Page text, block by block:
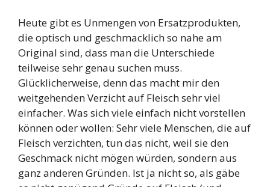
Heute gibt es Unmengen von Ersatzprodukten,
die optisch und geschmacklich so nahe am
Original sind, dass man die Unterschiede
teilweise sehr genau suchen muss.
Glücklicherweise, denn das macht mir den
weitgehenden Verzicht auf Fleisch sehr viel
einfacher. Was sich viele einfach nicht vorstellen
können oder wollen: Sehr viele Menschen, die auf
Fleisch verzichten, tun das nicht, weil sie den
Geschmack nicht mögen würden, sondern aus
ganz anderen Gründen. Ist ja nicht so, als gäbe